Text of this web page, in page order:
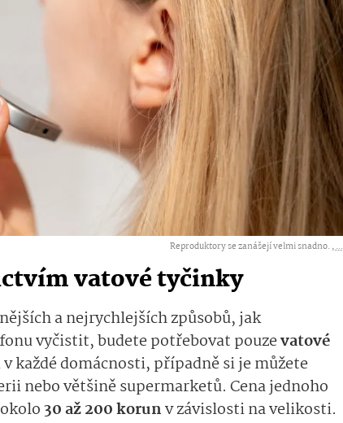
Reproduktory se zanášejí velmi snadno. ,...
vatové tyčinky
a nejrychlejších způsobů, jak
vyčistit, budete potřebovat pouzevatové
v každé domácnosti, případně si je můžete
nebo většině supermarketů. Cena jednoho
30 až 200 korunv závislosti na velikosti.